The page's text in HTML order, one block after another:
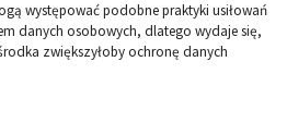
występować podobne praktyki usiłowań
danych osobowych, dlatego wydaje się,
zwiększyłoby ochronę danych